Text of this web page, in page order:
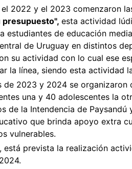
el 2022 y el 2023 comenzaron
presupuesto", esta actividad
estudiantes de educación
de Uruguay en distintos
su actividad con lo cual ese
la línea, siendo esta actividad
de 2023 y 2024 se organizaron
una y 40 adolescentes la
de la Intendencia de
que brinda apoyo extra
vulnerables.
está prevista la realización